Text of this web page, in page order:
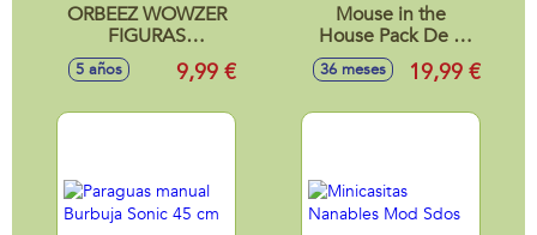
ORBEEZ WOWZER
FIGURAS
SORPRESA ¡PONLE
AGUA Y
5 años 9,99 €
Mouse in the
House Pack De 5
figuras. 2 surtidos.
36 meses 19,99 €